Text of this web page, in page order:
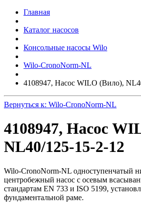
Главная
Каталог насосов
Консольные насосы Wilo
Wilo-CronoNorm-NL
4108947, Насос WILO (Вило),
Вернуться к: Wilo-CronoNorm-NL
4108947, Насос
NL40/125-15-2-12
Wilo-CronoNorm-NL одноступенчатый
центробежный насос с осевым
стандартам EN 733 и ISO 5199,
фундаментальной раме.